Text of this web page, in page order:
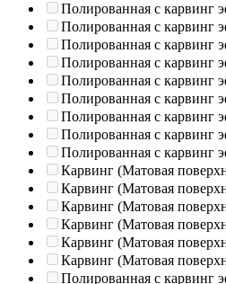
Полированная c карвинг
Полированная c карвинг
Полированная c карвинг
Полированная c карвинг
Полированная c карвинг
Полированная c карвинг
Полированная c карвинг
Полированная c карвинг
Полированная c карвинг
Карвинг (Матовая
Карвинг (Матовая
Карвинг (Матовая
Карвинг (Матовая
Карвинг (Матовая
Карвинг (Матовая
Полированная c карвинг